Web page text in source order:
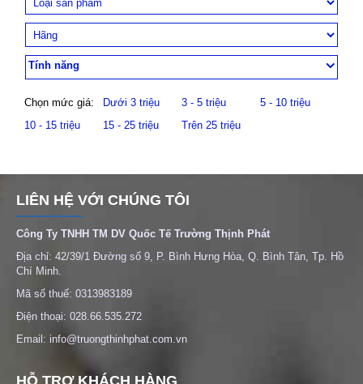
Tính năng
Chọn mức giá: Dưới 3 triệu 3 - 5 triệu
5 - 10 triệu
10 - 15 triệu
15 - 25 triệu Trên 25 triệu
LIÊN HỆ VỚI CHÚNG TÔI
Công Ty TNHH TM DV Quốc Tế Trường Thịnh Phát
Địa chỉ: 42/39/1 Đường số 9, P. Bình Hưng Hòa, Q. Bình Tân, Tp. Hồ
Chí Minh.
Mã số thuế: 0313983189
Điện thoại: 028.66.535.272
Email: info@truongthinhphat.com.vn
HỖ TRỢ KHÁCH HÀNG